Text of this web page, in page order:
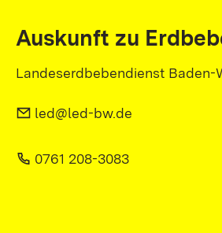
Auskunft zu
Landeserdbebendienst Baden-
led@led-bw.de
0761 208-3083